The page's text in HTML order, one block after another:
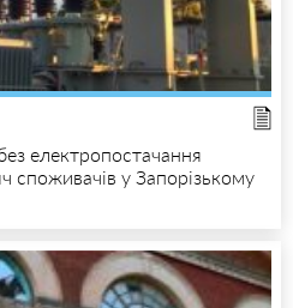
електропостачання
споживачів у Запорізькому